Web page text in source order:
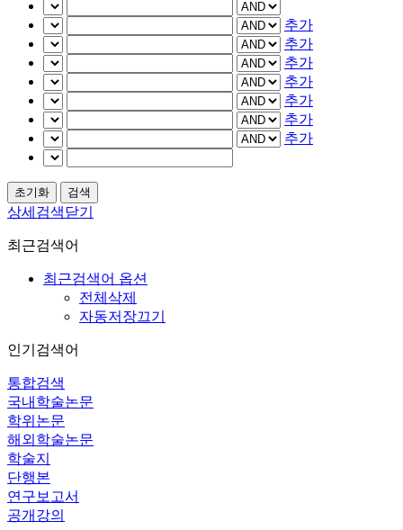
추가
추가
추가
추가
추가
추가
추가
상세검색닫기
최근검색어
최근검색어 옵션
전체삭제
자동저장끄기
인기검색어
통합검색
국내학술논문
학위논문
해외학술논문
학술지
단행본
연구보고서
공개강의